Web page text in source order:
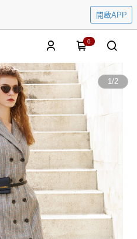
開啟APP
0
1/2